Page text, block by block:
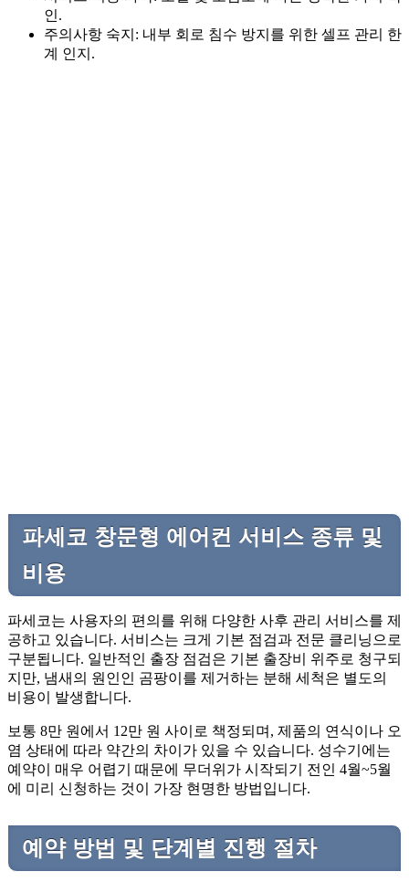
인.
주의사항 숙지: 내부 회로 침수 방지를 위한 셀프 관리 한
계 인지.
파세코 창문형 에어컨 서비스 종류 및
비용
파세코는 사용자의 편의를 위해 다양한 사후 관리 서비스를 제
공하고 있습니다. 서비스는 크게 기본 점검과 전문 클리닝으로
구분됩니다. 일반적인 출장 점검은 기본 출장비 위주로 청구되
지만, 냄새의 원인인 곰팡이를 제거하는 분해 세척은 별도의
비용이 발생합니다.
보통 8만 원에서 12만 원 사이로 책정되며, 제품의 연식이나 오
염 상태에 따라 약간의 차이가 있을 수 있습니다. 성수기에는
예약이 매우 어렵기 때문에 무더위가 시작되기 전인 4월~5월
에 미리 신청하는 것이 가장 현명한 방법입니다.
예약 방법 및 단계별 진행 절차